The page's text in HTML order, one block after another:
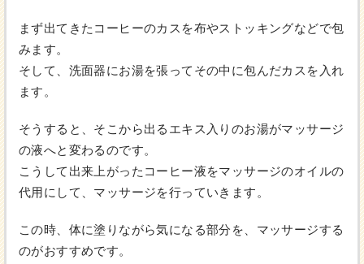
まず出てきたコーヒーのカスを布やストッキングなどで包
みます。
そして、洗面器にお湯を張ってその中に包んだカスを入れ
ます。
そうすると、そこから出るエキス入りのお湯がマッサージ
の液へと変わるのです。
こうして出来上がったコーヒー液をマッサージのオイルの
代用にして、マッサージを行っていきます。
この時、体に塗りながら気になる部分を、マッサージする
のがおすすめです。